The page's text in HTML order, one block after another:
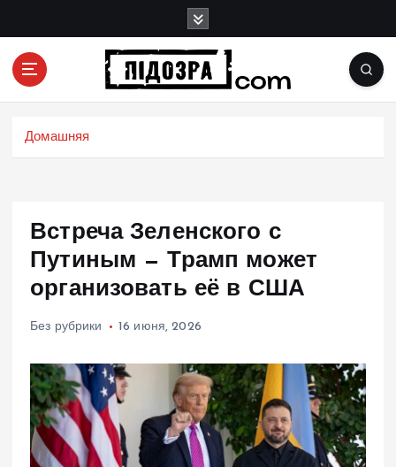
Подозрения и факты преступных действий в
Домашняя
Встреча Зеленского с
Путиным — Трамп может
организовать её в США
Без рубрики 16 июня, 2026